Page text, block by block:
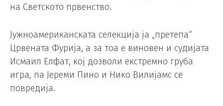
на Светското првенство.
Јужноамериканската селекција ја „претепа“
Црвената Фурија, а за тоа е виновен и судијата
Исмаил Елфат, кој дозволи екстремно груба
игра, па Јереми Пино и Нико Вилијамс се
повредија.